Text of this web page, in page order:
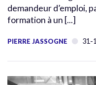
demandeur d’emploi,
formation à un [...]
PIERRE JASSOGNE 31-